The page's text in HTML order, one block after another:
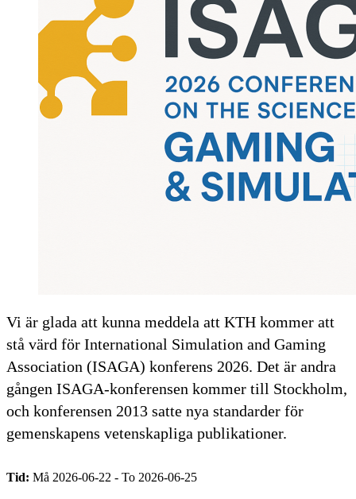
Vi är glada att kunna meddela att KTH kommer att
stå värd för International Simulation and Gaming
Association (ISAGA) konferens 2026. Det är andra
gången ISAGA-konferensen kommer till Stockholm,
och konferensen 2013 satte nya standarder för
gemenskapens vetenskapliga publikationer.
Tid: Må 2026-06-22 - To 2026-06-25